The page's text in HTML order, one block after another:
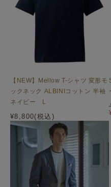
【NEW】Mellow T-シャツ 変形モ
ックネック ALBINIコットン 半袖
ネイビー L
¥8,800(税込)